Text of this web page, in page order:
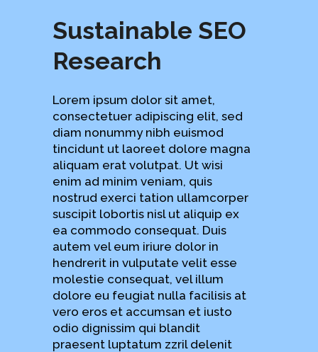
Sustainable SEO
Research
Lorem ipsum dolor sit amet,
consectetuer adipiscing elit, sed
diam nonummy nibh euismod
tincidunt ut laoreet dolore magna
aliquam erat volutpat. Ut wisi
enim ad minim veniam, quis
nostrud exerci tation ullamcorper
suscipit lobortis nisl ut aliquip ex
ea commodo consequat. Duis
autem vel eum iriure dolor in
hendrerit in vulputate velit esse
molestie consequat, vel illum
dolore eu feugiat nulla facilisis at
vero eros et accumsan et iusto
odio dignissim qui blandit
praesent luptatum zzril delenit